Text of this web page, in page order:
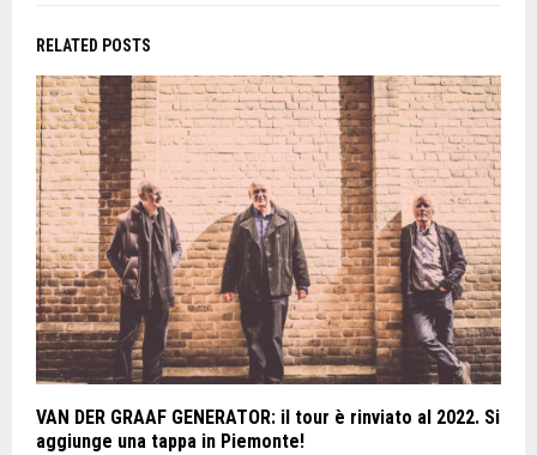
RELATED POSTS
VAN DER GRAAF GENERATOR: il tour è rinviato al 2022. Si
aggiunge una tappa in Piemonte!